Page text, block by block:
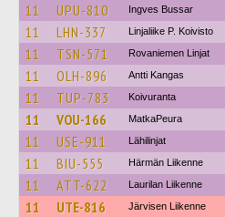
11 UPU-810 Ingves Bussar
11 LHN-337 Linjaliike P. Koivisto
11 TSN-571 Rovaniemen Linjat
11 OLH-896 Antti Kangas
11 TUP-783 Koivuranta
11 VOU-166 MatkaPeura
11 USE-911 Lähilinjat
11 BIU-555 Härmän Liikenne
11 ATT-622 Laurilan Liikenne
11 UTE-816 Järvisen Liikenne